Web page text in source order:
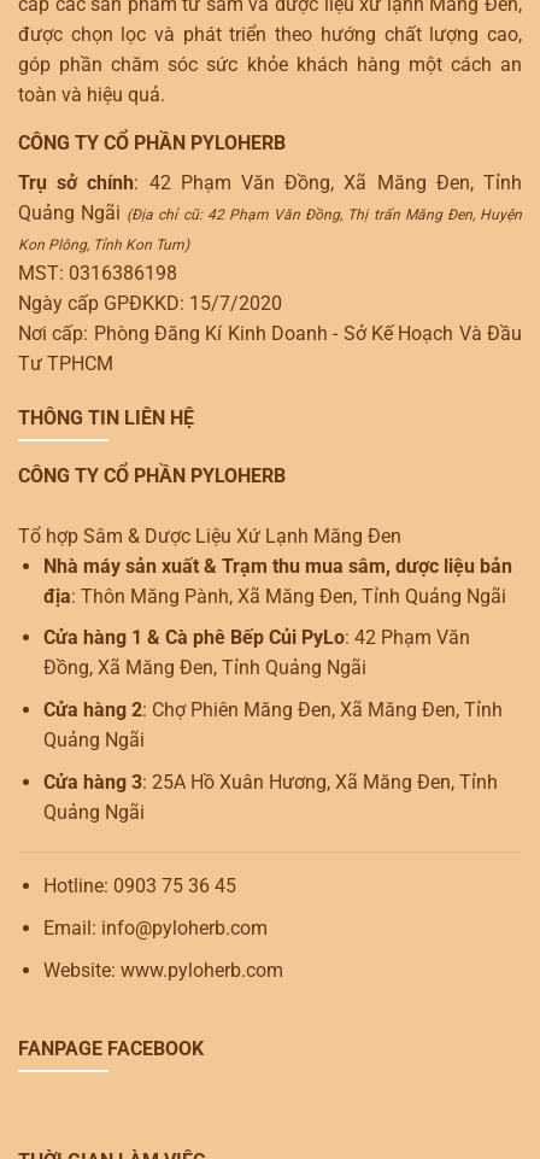
được chọn lọc và phát triển theo hướng chất lượng cao,
góp phần chăm sóc sức khỏe khách hàng một cách an
toàn và hiệu quả.
CÔNG TY CỔ PHẦN PYLOHERB
Trụ sở chính: 42 Phạm Văn Đồng, Xã Măng Đen, Tỉnh
Quảng Ngãi (Địa chỉ cũ: 42 Phạm Văn Đồng, Thị trấn Măng Đen, Huyện
Kon Plông, Tỉnh Kon Tum)
MST: 0316386198
Ngày cấp GPĐKKD: 15/7/2020
Nơi cấp: Phòng Đăng Kí Kinh Doanh - Sở Kế Hoạch Và Đầu
Tư TPHCM
THÔNG TIN LIÊN HỆ
CÔNG TY CỔ PHẦN PYLOHERB
Tổ hợp Sâm & Dược Liệu Xứ Lạnh Măng Đen
Nhà máy sản xuất & Trạm thu mua sâm, dược liệu bản
địa: Thôn Măng Pành, Xã Măng Đen, Tỉnh Quảng Ngãi
Cửa hàng 1 & Cà phê Bếp Củi PyLo: 42 Phạm Văn
Đồng, Xã Măng Đen, Tỉnh Quảng Ngãi
Cửa hàng 2: Chợ Phiên Măng Đen, Xã Măng Đen, Tỉnh
Quảng Ngãi
Cửa hàng 3: 25A Hồ Xuân Hương, Xã Măng Đen, Tỉnh
Quảng Ngãi
Hotline: 0903 75 36 45
Email: info@pyloherb.com
Website: www.pyloherb.com
FANPAGE FACEBOOK